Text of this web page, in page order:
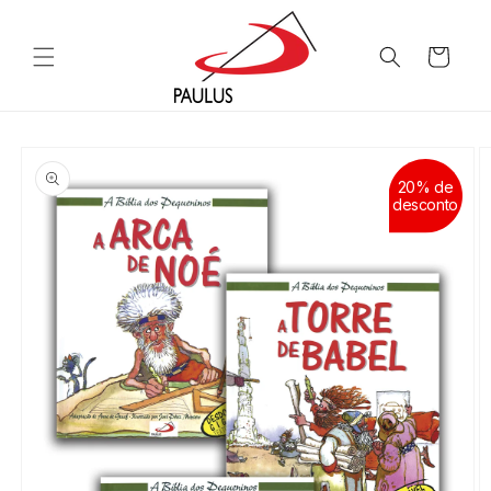
conteúdo
Carrinho
informação
do produto
20% de
desconto